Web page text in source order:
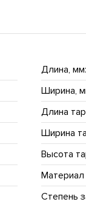
Длина, мм:
Ширина,
Длина
Ширина
Высота
Степень